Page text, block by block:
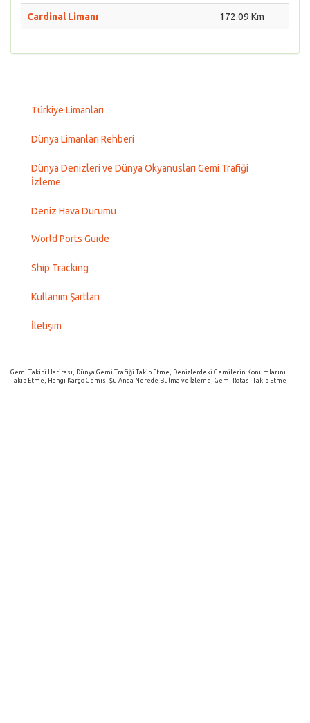
Cardinal Limanı 172.09 Km
Türkiye Limanları
Dünya Limanları Rehberi
Dünya Denizleri ve Dünya Okyanusları Gemi Trafiği
İzleme
Deniz Hava Durumu
World Ports Guide
Ship Tracking
Kullanım Şartları
İletişim
Gemi Takibi Haritası, Dünya Gemi Trafiği Takip Etme, Denizlerdeki Gemilerin Konumlarını
Takip Etme, Hangi Kargo Gemisi Şu Anda Nerede Bulma ve İzleme, Gemi Rotası Takip Etme